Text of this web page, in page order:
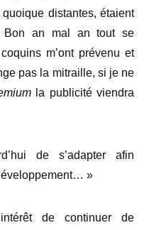
distantes, étaient
Bon an mal an tout se
m’ont prévenu et
pas la mitraille, si je ne
la publicité viendra
de s’adapter afin
»
de continuer de